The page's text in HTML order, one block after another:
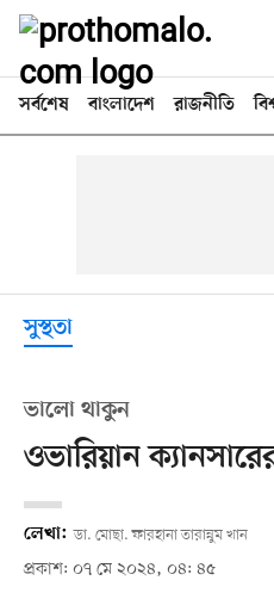
সর্বশেষ বাংলাদেশ রাজনীতি
সুস্থতা
ভালো থাকুন
ওভারিয়ান
লেখা: ডা. মোছা. ফারহানা তারান্নুম খান
প্রকাশ: ০৭ মে ২০২৪, ০৪: ৪৫